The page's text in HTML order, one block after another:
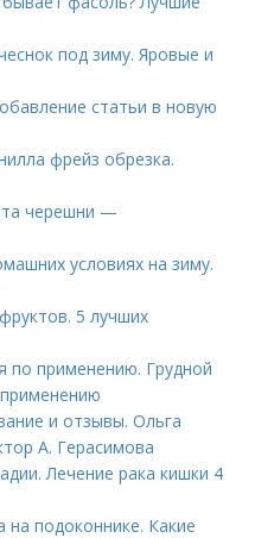
под зиму. Яровые и
статьи в новую
фрейз обрезка.
черешни —
условиях на зиму.
5 лучших
по применению. Грудной
и отзывы. Ольга
А. Герасимова
Лечение рака кишки 4
подоконнике. Какие